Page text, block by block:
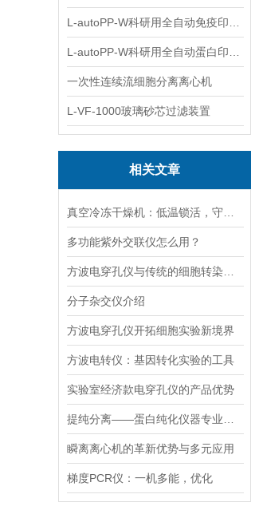
一次性连续流细胞分离离心机
L-VF-1000玻璃砂芯过滤装置
相关文章
多功能紫外交联仪怎么用？
分子杂交仪介绍
方波电穿孔仪开拓细胞实验新境界
方波电转仪：基因转化实验的工具​
实验室经济款电穿孔仪的产品优势
瞬离离心机的革新优势与多元应用
梯度PCR仪：一机多能，优化